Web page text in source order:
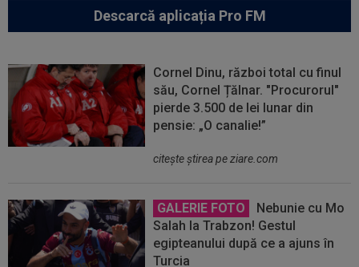
Descarcă aplicația Pro FM
Cornel Dinu, război total cu finul
său, Cornel Țălnar. "Procurorul"
pierde 3.500 de lei lunar din
pensie: „O canalie!”
citeşte ştirea pe ziare.com
GALERIE FOTO
Nebunie cu Mo
Salah la Trabzon! Gestul
egipteanului după ce a ajuns în
Turcia